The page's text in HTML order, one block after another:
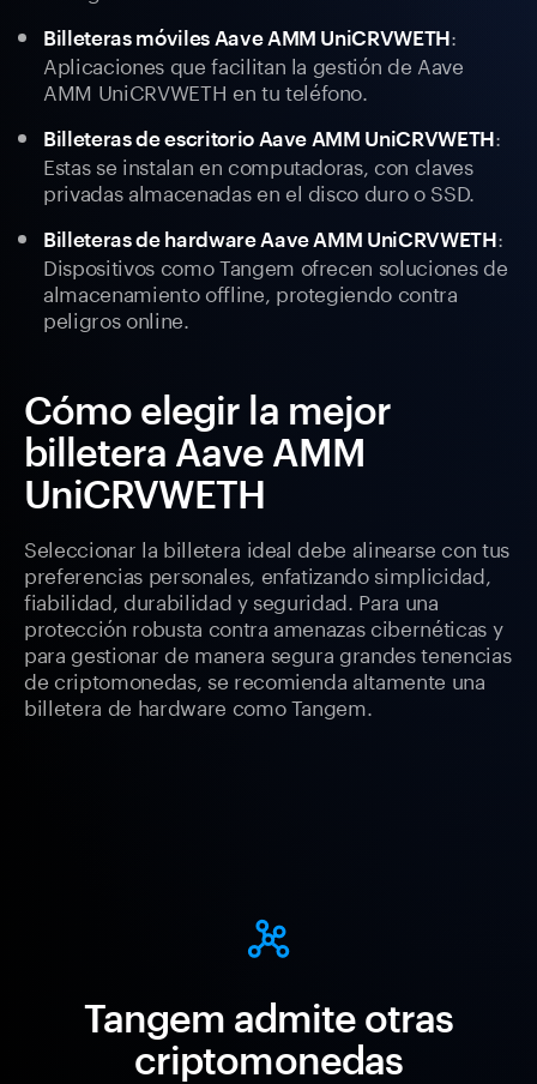
Billeteras móviles Aave AMM UniCRVWETH:
Aplicaciones que facilitan la gestión de Aave
AMM UniCRVWETH en tu teléfono.
Billeteras de escritorio Aave AMM UniCRVWETH:
Estas se instalan en computadoras, con claves
privadas almacenadas en el disco duro o SSD.
Billeteras de hardware Aave AMM UniCRVWETH:
Dispositivos como Tangem ofrecen soluciones de
almacenamiento offline, protegiendo contra
peligros online.
Cómo elegir la mejor
billetera Aave AMM
UniCRVWETH
Seleccionar la billetera ideal debe alinearse con tus
preferencias personales, enfatizando simplicidad,
fiabilidad, durabilidad y seguridad. Para una
protección robusta contra amenazas cibernéticas y
para gestionar de manera segura grandes tenencias
de criptomonedas, se recomienda altamente una
billetera de hardware como Tangem.
Tangem admite otras
criptomonedas